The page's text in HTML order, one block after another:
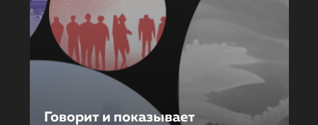
Говорит и показывает